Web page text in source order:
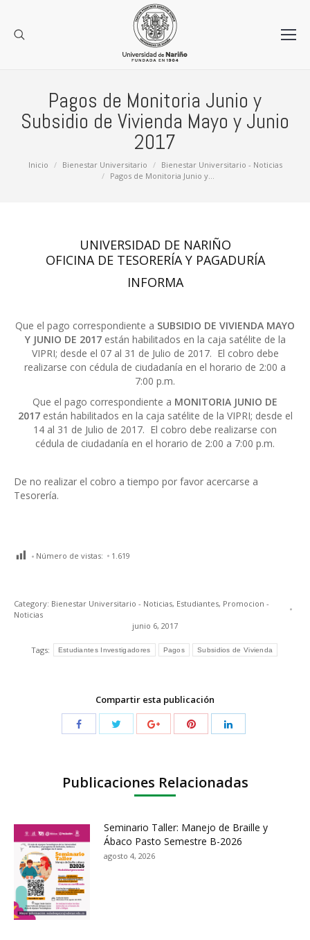
Pagos de Monitoria Junio y
Subsidio de Vivienda Mayo y Junio
2017
Estás aquí:
Inicio Bienestar Universitario
Bienestar Universitario - Noticias
Pagos de Monitoria Junio y…
UNIVERSIDAD DE NARIÑO
OFICINA DE TESORERÍA Y PAGADURÍA
INFORMA
Que el pago correspondiente a SUBSIDIO DE VIVIENDA MAYO
Y JUNIO DE 2017están habilitados en la caja satélite de la
VIPRI; desde el 07 al 31 de Julio de 2017. El cobro debe
realizarse con cédula de ciudadanía en el horario de 2:00 a
7:00 p.m.
Que el pago correspondiente a MONITORIA JUNIO DE
2017están habilitados en la caja satélite de la VIPRI; desde el
14 al 31 de Julio de 2017. El cobro debe realizarse con
cédula de ciudadanía en el horario de 2:00 a 7:00 p.m.
De no realizar el cobro a tiempo por favor acercarse a
Tesorería.
Número de vistas: 1.619
Category: Bienestar Universitario - Noticias, Estudiantes, Promocion -
Noticias
junio 6, 2017
Tags: Estudiantes Investigadores Pagos Subsidios de Vivienda
Compartir esta publicación
Publicaciones Relacionadas
Seminario Taller: Manejo de Braille y
Ábaco Pasto Semestre B-2026
agosto 4, 2026